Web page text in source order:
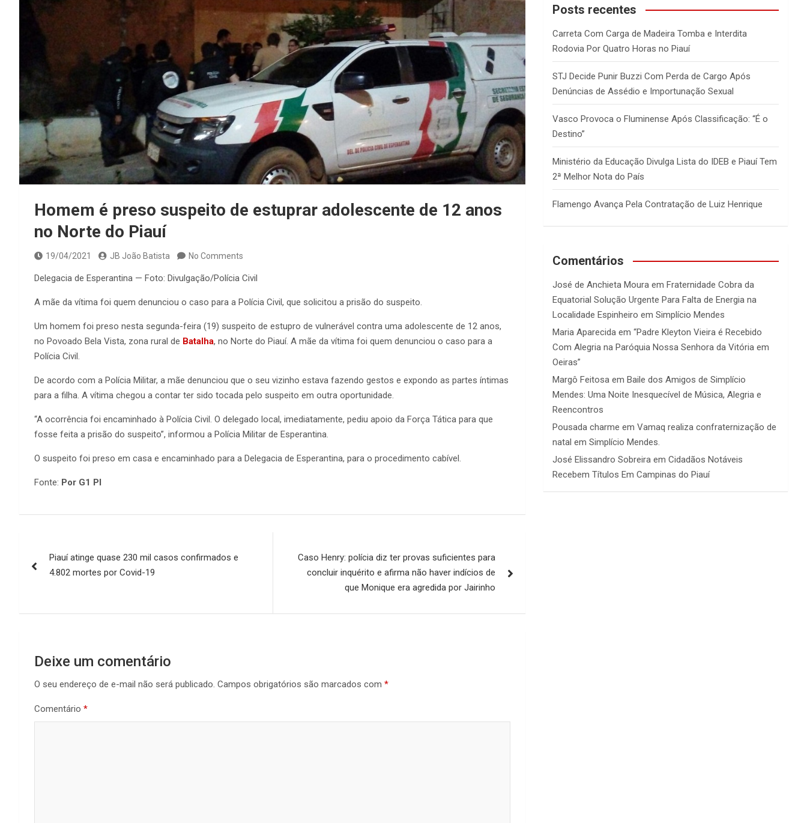
Homem é preso suspeito de estuprar adolescente de 12 anos
no Norte do Piauí
19/04/2021 JB João Batista No Comments
Delegacia de Esperantina — Foto: Divulgação/Polícia Civil
A mãe da vítima foi quem denunciou o caso para a Polícia Civil, que solicitou a prisão do suspeito.
Um homem foi preso nesta segunda-feira (19) suspeito de estupro de vulnerável contra uma adolescente de 12 anos,
no Povoado Bela Vista, zona rural de Batalha, no Norte do Piauí. A mãe da vítima foi quem denunciou o caso para a
Polícia Civil.
De acordo com a Polícia Militar, a mãe denunciou que o seu vizinho estava fazendo gestos e expondo as partes íntimas
para a filha. A vítima chegou a contar ter sido tocada pelo suspeito em outra oportunidade.
“A ocorrência foi encaminhado à Polícia Civil. O delegado local, imediatamente, pediu apoio da Força Tática para que
fosse feita a prisão do suspeito”, informou a Polícia Militar de Esperantina.
O suspeito foi preso em casa e encaminhado para a Delegacia de Esperantina, para o procedimento cabível.
Fonte: Por G1 PI
de
Piauí atinge quase 230 mil casos confirmados e
4.802 mortes por Covid-19
Caso Henry: polícia diz ter provas suficientes para
concluir inquérito e afirma não haver indícios de
que Monique era agredida por Jairinho
Deixe um comentário
O seu endereço de e-mail não será publicado. Campos obrigatórios são marcados com *
Comentário *
c
Posts recentes
Carreta Com Carga de Madeira Tomba e Interdita
Rodovia Por Quatro Horas no Piauí
STJ Decide Punir Buzzi Com Perda de Cargo Após
Denúncias de Assédio e Importunação Sexual
Vasco Provoca o Fluminense Após Classificação: “É o
Destino”
Ministério da Educação Divulga Lista do IDEB e Piauí Tem
2ª Melhor Nota do País
Flamengo Avança Pela Contratação de Luiz Henrique
Comentários
José de Anchieta Moura emFraternidade Cobra da
Equatorial Solução Urgente Para Falta de Energia na
Localidade Espinheiro em Simplício Mendes
Maria Aparecida em“Padre Kleyton Vieira é Recebido
Com Alegria na Paróquia Nossa Senhora da Vitória em
Oeiras”
Margô Feitosa emBaile dos Amigos de Simplício
Mendes: Uma Noite Inesquecível de Música, Alegria e
Reencontros
Pousada charme emVamaq realiza confraternização de
natal em Simplício Mendes.
José Elissandro Sobreira emCidadãos Notáveis
Recebem Títulos Em Campinas do Piauí